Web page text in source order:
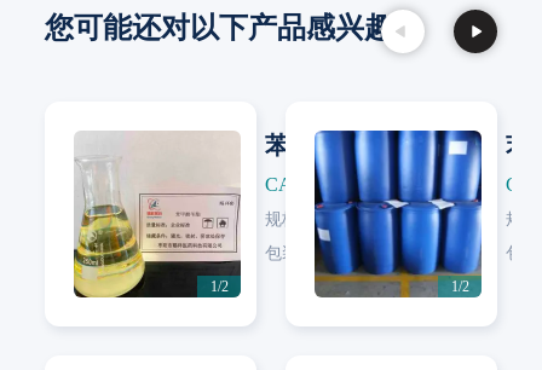
您可能还对以下产品感兴趣：
Next
1/2
苯甲酸苄酯
CAS: 120-51-4
规格:
99.0%
包装:
220 KG/塑料桶
Next
1/2
苯
规
包